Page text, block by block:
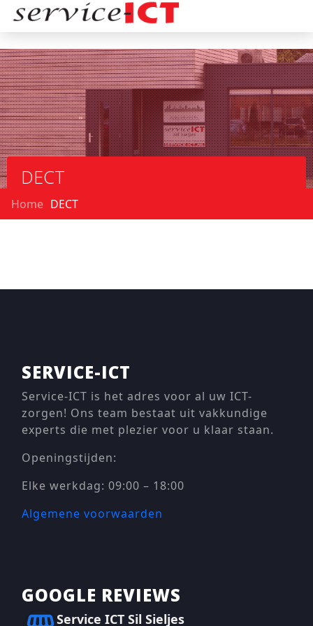
DECT
Home DECT
SERVICE-ICT
Service-ICT is het adres voor al uw ICT-
zorgen! Ons team bestaat uit vakkundige
experts die met plezier voor u klaar staan.
Openingstijden:
Elke werkdag: 09:00 – 18:00
Algemene voorwaarden
GOOGLE REVIEWS
Service ICT Sil Sieljes